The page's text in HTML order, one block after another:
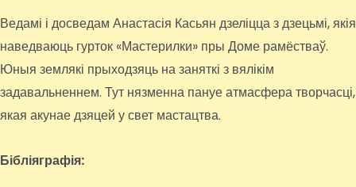
Ведамі і досведам Анастасія Касьян дзеліцца з дзецьмі, якія
наведваюць гурток «Мастерилки» пры Доме рамёстваў.
Юныя землякі прыходзяць на заняткі з вялікім
задавальненнем. Тут нязменна пануе атмасфера творчасці,
якая акунае дзяцей у свет мастацтва.
Бібліяграфія: